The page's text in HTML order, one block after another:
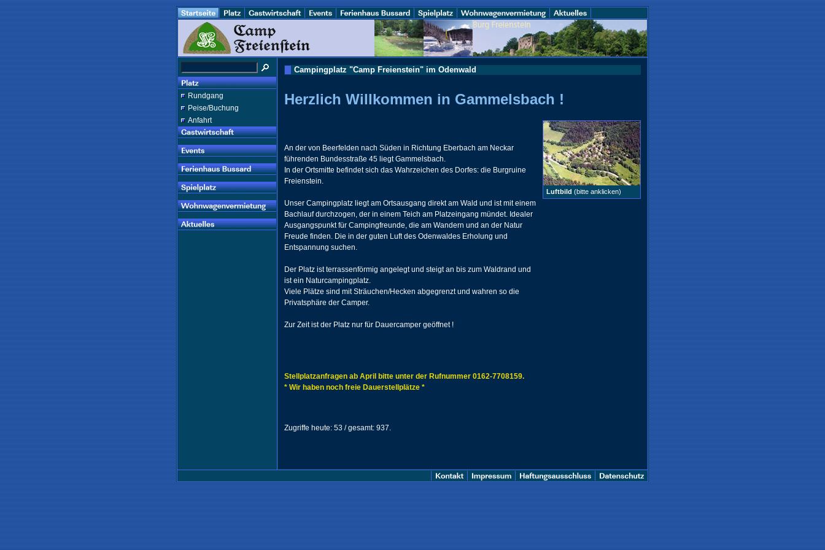
Rundgang
Peise/Buchung
Anfahrt
Campingplatz "Camp Freienstein" im Odenwald
Herzlich Willkommen in Gammelsbach !
An der von Beerfelden nach Süden in Richtung Eberbach am Neckar
führenden Bundesstraße 45 liegt Gammelsbach.
In der Ortsmitte befindet sich das Wahrzeichen des Dorfes: die Burgruine
Freienstein.
Unser Campingplatz liegt am Ortsausgang direkt am Wald und ist mit einem
Bachlauf durchzogen, der in einem Teich am Platzeingang mündet. Idealer
Ausgangspunkt für Campingfreunde, die am Wandern und an der Natur
Freude finden. Die in der guten Luft des Odenwaldes Erholung und
Entspannung suchen.
Der Platz ist terrassenförmig angelegt und steigt an bis zum Waldrand und
ist ein Naturcampingplatz.
Viele Plätze sind mit Sträuchen/Hecken abgegrenzt und wahren so die
Privatsphäre der Camper.
Zur Zeit ist der Platz nur für Dauercamper geöffnet !
Luftbild (bitte anklicken)
Stellplatzanfragen ab April bitte unter der Rufnummer 0162-7708159.
* Wir haben noch freie Dauerstellplätze *
Zugriffe heute: 53 / gesamt: 937.